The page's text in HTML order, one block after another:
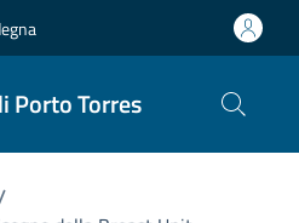
Porto Torres